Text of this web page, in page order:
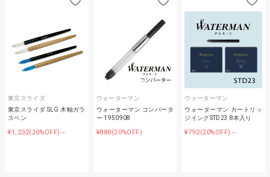
東京スライダ
東京スライダ SLG 木軸ガラ
スペン
¥1,232(20%OFF)～
ウォーターマン
ウォーターマン コンバータ
ー 1950908
¥880(20%OFF)
ウォーターマン
ウォーターマン カートリッ
ジインクSTD23 8本入り
¥792(20%OFF)～